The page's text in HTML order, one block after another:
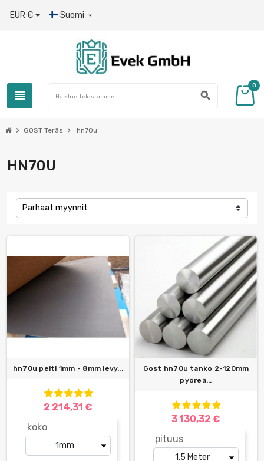
EUR € Suomi 
view_headline search
0
chevron_right GOST Teräs chevron_right hn70u
HN70U
Parhaat myynnit
hn70u pelti 1mm - 8mm levy...
2 214,31 €
koko
Gost hn70u tanko 2-120mm
pyöreä...
3 130,32 €
pituus